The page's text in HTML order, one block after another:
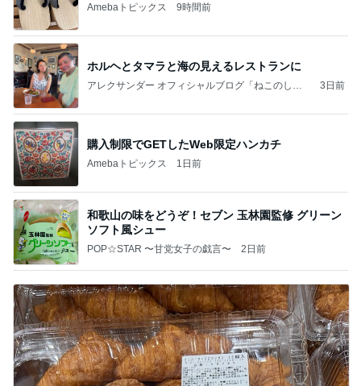
Amebaトピックス 9時間前
ホルヘとタマラと海の見えるレストランに
アレクサンダー オフィシャルブログ「ねこのしっ
3日前
購入制限でGETしたWeb限定ハンカチ
Amebaトピックス 1日前
和歌山の味をどうぞ！セブン 玉林園監修 グリーン
ソフト風シュー
POP☆STAR 〜甘党女子の戯言〜 2日前